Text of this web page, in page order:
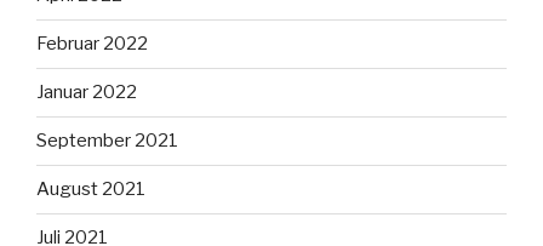
Februar 2022
Januar 2022
September 2021
August 2021
Juli 2021